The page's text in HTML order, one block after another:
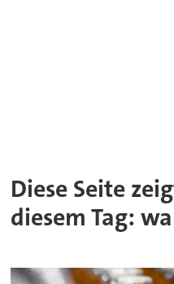
Diese Seite
diesem Tag: